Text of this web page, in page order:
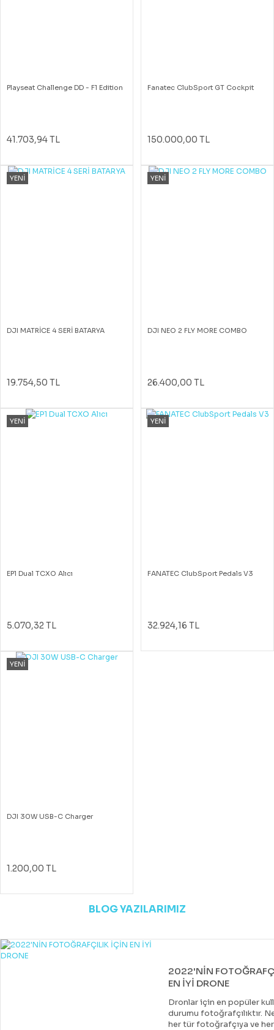
Playseat Challenge DD - F1 Edition
41.703,94 TL
Fanatec ClubSport GT Cockpit
150.000,00 TL
YENİ
DJI MATRİCE 4 SERİ BATARYA
19.754,50 TL
YENİ
DJI NEO 2 FLY MORE COMBO
26.400,00 TL
YENİ
EP1 Dual TCXO Alıcı
5.070,32 TL
YENİ
FANATEC ClubSport Pedals V3
32.924,16 TL
YENİ
DJI 30W USB-C Charger
1.200,00 TL
BLOG YAZILARIMIZ
2022'NİN
EN İYİ DRONE
Dronlar için en popüler
durumu fotoğrafçılıktır.
her tür fotoğrafçıya ve